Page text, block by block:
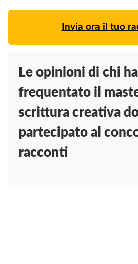
Invia ora il tuo
Le opinioni di chi ha
frequentato il
scrittura creativa
partecipato al
racconti